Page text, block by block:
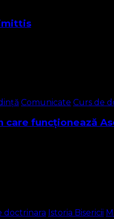
Comunicate Curs de
care funcționează
doctrinara Istoria Bisericii